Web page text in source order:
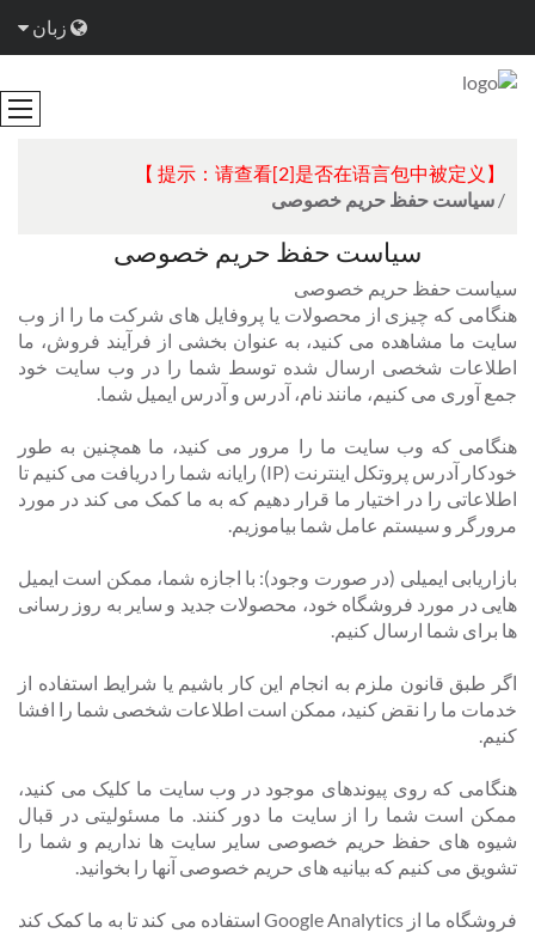
زبان
【提示：请查看[2]是否在语言包中被定义 】
/ سیاست حفظ حریم خصوصی
سیاست حفظ حریم خصوصی
سیاست حفظ حریم خصوصی
هنگامی که چیزی از محصولات یا پروفایل های شرکت ما را از وب
سایت ما مشاهده می کنید، به عنوان بخشی از فرآیند فروش، ما
اطلاعات شخصی ارسال شده توسط شما را در وب سایت خود
جمع آوری می کنیم، مانند نام، آدرس و آدرس ایمیل شما.
هنگامی که وب سایت ما را مرور می کنید، ما همچنین به طور
خودکار آدرس پروتکل اینترنت (IP) رایانه شما را دریافت می کنیم تا
اطلاعاتی را در اختیار ما قرار دهیم که به ما کمک می کند در مورد
مرورگر و سیستم عامل شما بیاموزیم.
بازاریابی ایمیلی (در صورت وجود): با اجازه شما، ممکن است ایمیل
هایی در مورد فروشگاه خود، محصولات جدید و سایر به روز رسانی
ها برای شما ارسال کنیم.
اگر طبق قانون ملزم به انجام این کار باشیم یا شرایط استفاده از
خدمات ما را نقض کنید، ممکن است اطلاعات شخصی شما را افشا
کنیم.
هنگامی که روی پیوندهای موجود در وب سایت ما کلیک می کنید،
ممکن است شما را از سایت ما دور کنند. ما مسئولیتی در قبال
شیوه های حفظ حریم خصوصی سایر سایت ها نداریم و شما را
تشویق می کنیم که بیانیه های حریم خصوصی آنها را بخوانید.
فروشگاه ما از Google Analytics استفاده می کند تا به ما کمک کند